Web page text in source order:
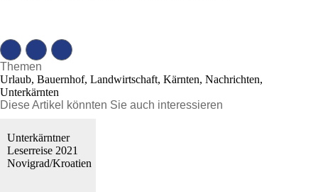
Themen
Urlaub, Bauernhof, Landwirtschaft, Kärnten, Nachrichten,
Unterkärnten
Diese Artikel könnten Sie auch interessieren
Unterkärntner
Leserreise 2021
Novigrad/Kroatien